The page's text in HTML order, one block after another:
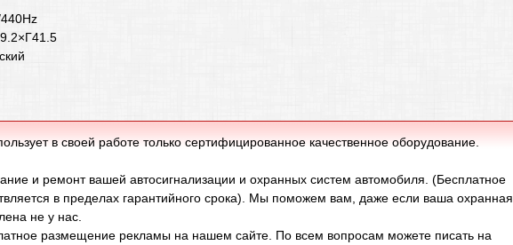
в своей работе только сертифицированное качественное оборудование.
и ремонт вашей автосигнализации и охранных систем автомобиля. (Бесплатное
в пределах гарантийного срока). Мы поможем вам, даже если ваша охранная
не у нас.
размещение рекламы на нашем сайте. По всем вопросам можете писать на